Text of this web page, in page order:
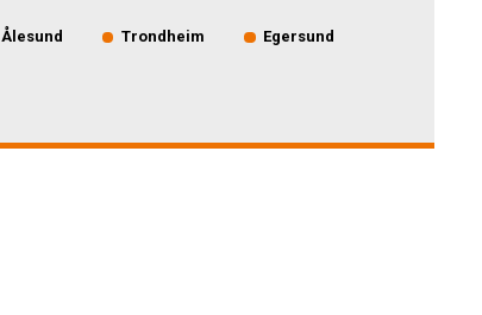
Ålesund Trondheim
Egersund